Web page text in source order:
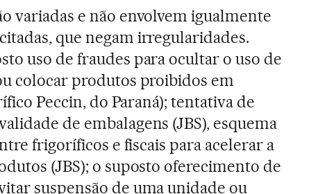
variadas e não envolvem igualmente
que negam irregularidades.
uso de fraudes para ocultar o uso de
colocar produtos proibidos em
Peccin, do Paraná); tentativa de
de embalagens (JBS), esquema
frigoríficos e fiscais para acelerar a
(JBS); o suposto oferecimento de
suspensão de uma unidade ou